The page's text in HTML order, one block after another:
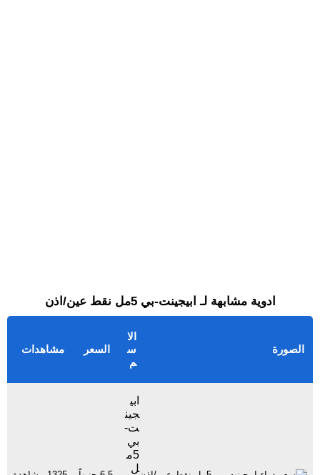
ادوية مشابهة لـ ابيجينت-بي 5مل نقط عين/اذن
الصورة
الا
س
م
السعر مشاهدات
ابي
جين
ت-
بي
5م
ل